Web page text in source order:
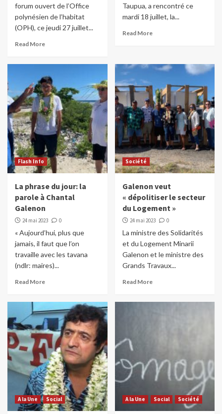
forum ouvert de l’Office
polynésien de l’habitat
(OPH), ce jeudi 27 juillet...
Read More
Taupua, a rencontré ce
mardi 18 juillet, la...
Read More
Flash Info
La phrase du jour: la
parole à Chantal
Galenon
24 mai 2023 0
« Aujourd’hui, plus que
jamais, il faut que l’on
travaille avec les tavana
(ndlr: maires)...
Read More
Société
Galenon veut
« dépolitiser le secteur
du Logement »
24 mai 2023 0
La ministre des Solidarités
et du Logement Minarii
Galenon et le ministre des
Grands Travaux...
Read More
A la Une Social A la Une Social Société